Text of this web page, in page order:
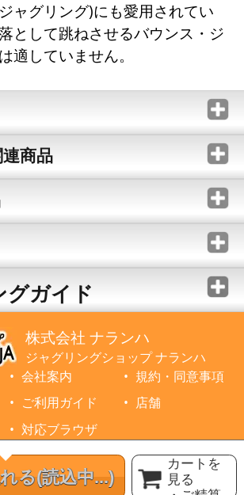
る(読込中...)
カートを
見る
ャグリング)にも愛用されてい
として跳ねさせるバウンス・ジ
適していません。
商品
グガイド
株式会社 ナランハ
ジャグリングショップ ナランハ
会社案内
規約・同意事項
ご利用ガイド
店舗
対応ブラウザ
NARANJA Inc. All Rights Reserved.